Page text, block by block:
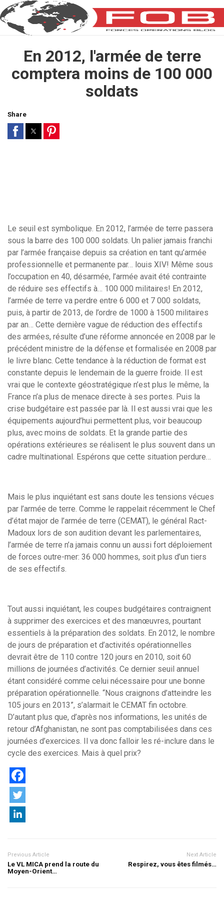
En 2012, l'armée de terre
comptera moins de 100 000
soldats
Share
Le seuil est symbolique. En 2012, l’armée de terre passera
sous la barre des 100 000 soldats. Un palier jamais franchi
par l’armée française depuis sa création en tant qu’armée
professionnelle et permanente par… louis XIV! Même sous
l’occupation en 40, désarmée, l’armée avait été contrainte
de réduire ses effectifs à… 100 000 militaires! En 2012,
l’armée de terre va perdre entre 6 000 et 7 000 soldats,
puis, à partir de 2013, de l’ordre de 1000 à 1500 militaires
par an… Cette dernière vague de réduction des effectifs
des armées, résulte d’une réforme annoncée en 2008 par le
précédent ministre de la défense et formalisée en 2008 par
le livre blanc. Cette tendance à la réduction de format est
constante depuis le lendemain de la guerre froide. Il est
vrai que le contexte géostratégique n’est plus le même, la
France n’a plus de menace directe à ses portes. Puis la
crise budgétaire est passée par là. Il est aussi vrai que les
équipements aujourd’hui permettent plus, voir beaucoup
plus, avec moins de soldats. Et la grande partie des
opérations extérieures se réalisent le plus souvent dans un
cadre multinational. Espérons que cette situation perdure…
Mais le plus inquiétant est sans doute les tensions vécues
par l’armée de terre. Comme le rappelait récemment le Chef
d’état major de l’armée de terre (CEMAT), le général Ract-
Madoux lors de son audition devant les parlementaires,
l’armée de terre n’a jamais connu un aussi fort déploiement
de forces outre-mer: 36 000 hommes, soit plus d’un tiers
de ses effectifs.
Tout aussi inquiétant, les coupes budgétaires contraignent
à supprimer des exercices et des manœuvres, pourtant
essentiels à la préparation des soldats. En 2012, le nombre
de jours de préparation et d’activités opérationnelles
devrait être de 110 contre 120 jours en 2010, soit 60
millions de journées d’activités. Ce dernier seuil annuel
étant considéré comme celui nécessaire pour une bonne
préparation opérationnelle. “Nous craignons d’atteindre les
105 jours en 2013”, s’alarmait le CEMAT fin octobre.
D’autant plus que, d’après nos informations, les unités de
retour d’Afghanistan, ne sont pas comptabilisées dans ces
journées d’exercices. Il va donc falloir les ré-inclure dans le
cycle des exercices. Mais à quel prix?
Previous Article
Le VL MICA prend la route du
Moyen-Orient…
Next Article
Respirez, vous êtes filmés…